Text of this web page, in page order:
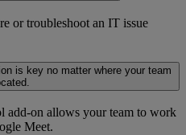
or troubleshoot an IT issue
is key no matter where your team
add-on allows your team to work
Meet.